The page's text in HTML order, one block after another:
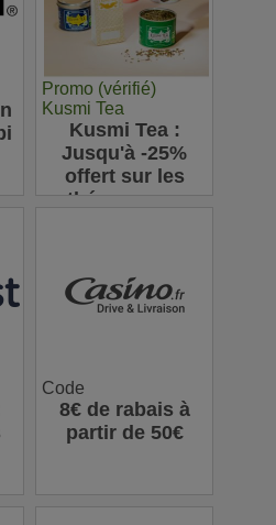
Promo (vérifié)
Kusmi Tea
Kusmi Tea :
Jusqu'à -25%
offert sur les
thés en vrac
Code
8€ de rabais à
partir de 50€